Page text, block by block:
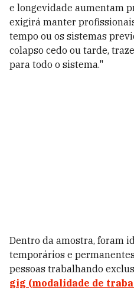
e longevidade aumentam
exigirá manter
tempo ou os sistemas
colapso cedo ou tarde,
para todo o sistema."
Dentro da amostra, foram
temporários e
pessoas trabalhando
gig (modalidade de